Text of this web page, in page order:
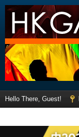
Hello There, Guest!